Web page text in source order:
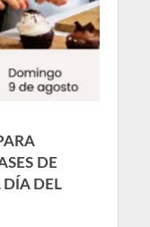
DE
DÍA DEL